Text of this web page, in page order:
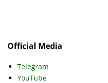
Official Media
Telegram
YouTube